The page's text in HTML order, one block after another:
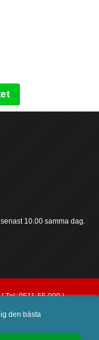
den bästa
10.00 samma dag.
Tel: 0511-55 000 |